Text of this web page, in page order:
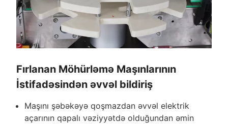
Fırlanan Möhürləmə Maşınlarının
İstifadəsindən əvvəl bildiriş
Maşını şəbəkəyə qoşmazdan əvvəl elektrik
açarının qapalı vəziyyətdə olduğundan əmin